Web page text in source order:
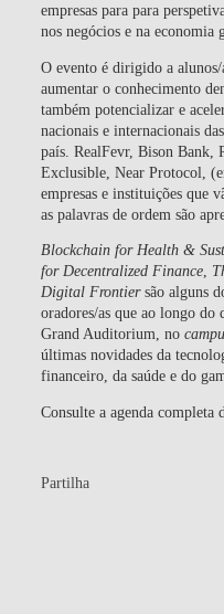
empresas para para
nos negócios e na economia
O evento é dirigido a alunos/
aumentar o conhecimento
também potencializar e
nacionais e internacionais
país. RealFevr, Bison Bank,
Exclusible, Near Protocol,
empresas e instituições que
as palavras de ordem são
Blockchain for Health &
for Decentralized Finance,
Digital Frontiersão alguns
oradores/as que ao longo
Grand Auditorium, no
últimas novidades da
financeiro, da saúde e do
Consulte a agenda completa
Partilha